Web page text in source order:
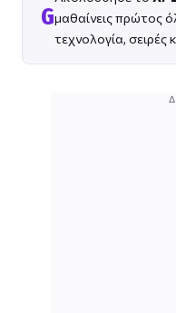
Gμαθαίνεις πρώτος
τεχνολογία, σειρές